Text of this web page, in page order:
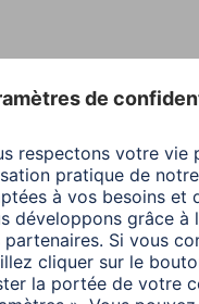
les filtres